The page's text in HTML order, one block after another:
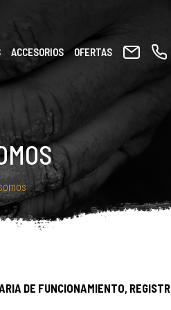
ACCESORIOS OFERTAS
DE FUNCIONAMIENTO,